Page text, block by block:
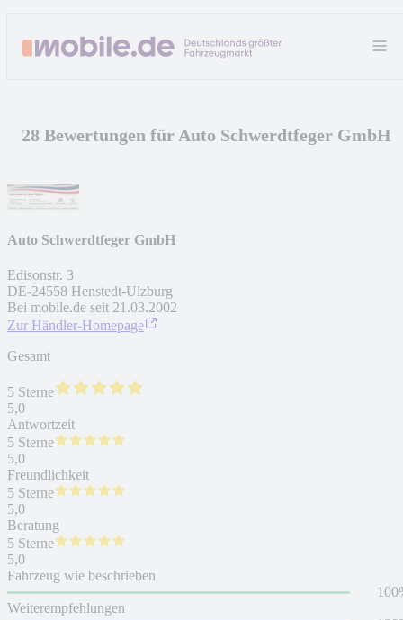
28 Bewertungen für Auto Schwerdtfeger GmbH
Auto Schwerdtfeger GmbH
Edisonstr. 3
DE-24558 Henstedt-Ulzburg
Bei mobile.de seit 21.03.2002
Zur Händler-Homepage
Gesamt
5 Sterne
5,0
Antwortzeit
5 Sterne
5,0
Freundlichkeit
5 Sterne
5,0
Beratung
5 Sterne
5,0
Fahrzeug wie beschrieben
Weiterempfehlungen